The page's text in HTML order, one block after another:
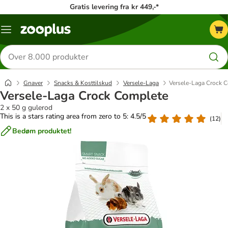
Gratis levering fra kr 449,-*
Menu
Søg
efter
produkter
Gnaver Snacks & Kosttilskud Versele-Laga Versele-Laga Crock
Versele-Laga Crock Complete
2 x 50 g gulerod
This is a stars rating area from zero to 5: 4.5/5
(12)
Bedøm produktet!